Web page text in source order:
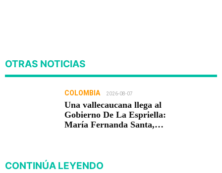
OTRAS NOTICIAS
COLOMBIA 2026-08-07
Una vallecaucana llega al
Gobierno De La Espriella:
María Fernanda Santa,
CONTINÚA LEYENDO